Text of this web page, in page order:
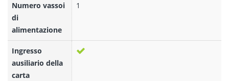
Numero vassoi
di
alimentazione
1
Ingresso
ausiliario della
carta